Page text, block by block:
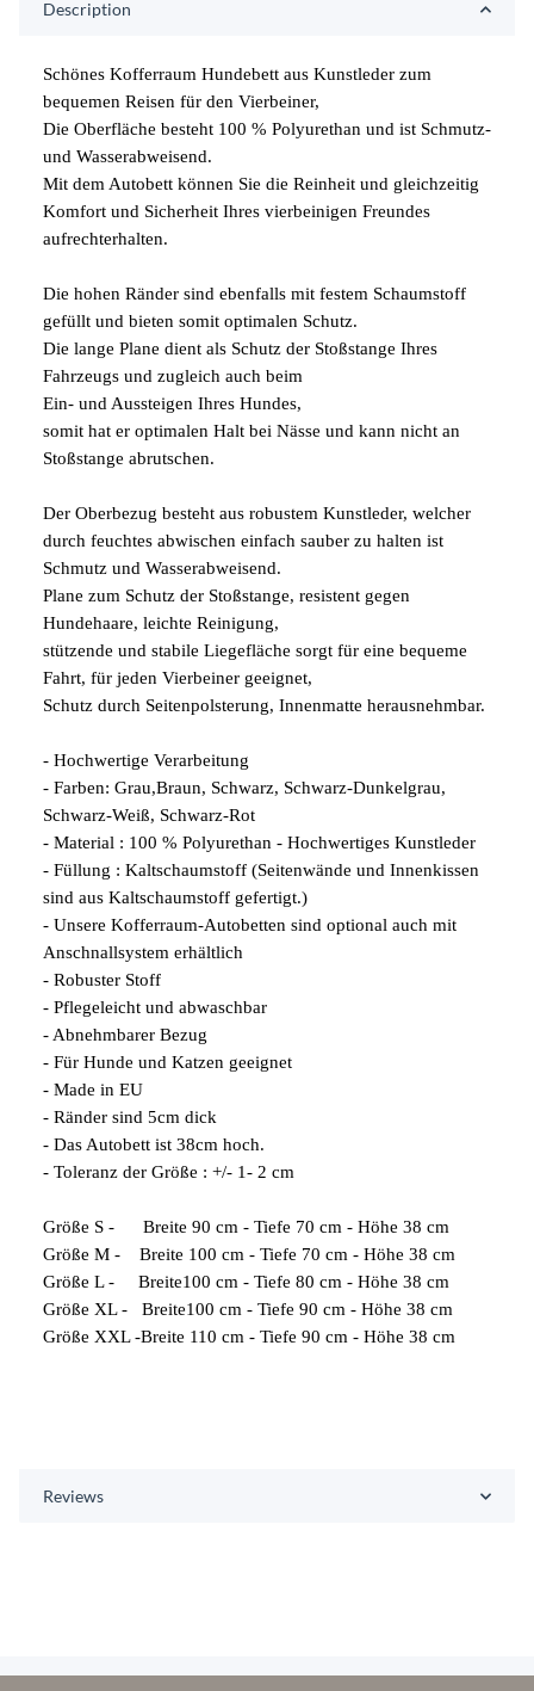
Description
Schönes Kofferraum Hundebett aus Kunstleder zum
bequemen Reisen für den Vierbeiner,
Die Oberfläche besteht 100 % Polyurethan und ist Schmutz-
und Wasserabweisend.
Mit dem Autobett können Sie die Reinheit und gleichzeitig
Komfort und Sicherheit Ihres vierbeinigen Freundes
aufrechterhalten.
Die hohen Ränder sind ebenfalls mit festem Schaumstoff
gefüllt und bieten somit optimalen Schutz.
Die lange Plane dient als Schutz der Stoßstange Ihres
Fahrzeugs und zugleich auch beim
Ein- und Aussteigen Ihres Hundes,
somit hat er optimalen Halt bei Nässe und kann nicht an
Stoßstange abrutschen.
Der Oberbezug besteht aus robustem Kunstleder, welcher
durch feuchtes abwischen einfach sauber zu halten ist
Schmutz und Wasserabweisend.
Plane zum Schutz der Stoßstange, resistent gegen
Hundehaare, leichte Reinigung,
stützende und stabile Liegefläche sorgt für eine bequeme
Fahrt, für jeden Vierbeiner geeignet,
Schutz durch Seitenpolsterung, Innenmatte herausnehmbar.
- Hochwertige Verarbeitung
- Farben: Grau,Braun, Schwarz, Schwarz-Dunkelgrau,
Schwarz-Weiß, Schwarz-Rot
- Material : 100 % Polyurethan - Hochwertiges Kunstleder
- Füllung : Kaltschaumstoff (Seitenwände und Innenkissen
sind aus Kaltschaumstoff gefertigt.)
- Unsere Kofferraum-Autobetten sind optional auch mit
Anschnallsystem erhältlich
- Robuster Stoff
- Pflegeleicht und abwaschbar
- Abnehmbarer Bezug
- Für Hunde und Katzen geeignet
- Made in EU
- Ränder sind 5cm dick
- Das Autobett ist 38cm hoch.
- Toleranz der Größe : +/- 1- 2 cm
Größe S - Breite 90 cm - Tiefe 70 cm - Höhe 38 cm
Größe M - Breite 100 cm - Tiefe 70 cm - Höhe 38 cm
Größe L - Breite100 cm - Tiefe 80 cm - Höhe 38 cm
Größe XL - Breite100 cm - Tiefe 90 cm - Höhe 38 cm
Größe XXL -Breite 110 cm - Tiefe 90 cm - Höhe 38 cm
Reviews